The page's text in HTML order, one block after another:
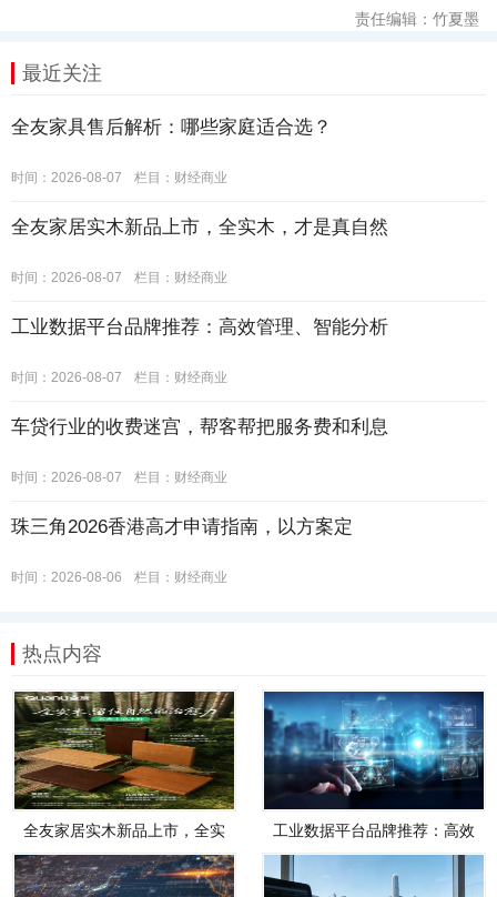
责任编辑：竹夏墨
最近关注
全友家具售后解析：哪些家庭适合选？
时间：2026-08-07 栏目： 财经商业
全友家居实木新品上市，全实木，才是真自然
时间：2026-08-07 栏目： 财经商业
工业数据平台品牌推荐：高效管理、智能分析
时间：2026-08-07 栏目： 财经商业
车贷行业的收费迷宫，帮客帮把服务费和利息
时间：2026-08-07 栏目： 财经商业
珠三角2026香港高才申请指南，以方案定
时间：2026-08-06 栏目： 财经商业
热点内容
全友家居实木新品上市，全实
工业数据平台品牌推荐：高效